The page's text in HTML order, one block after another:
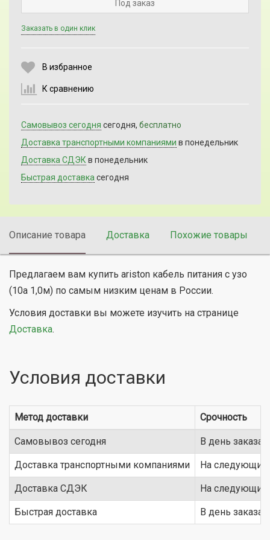
Под заказ
Заказать в один клик
В избранное
К сравнению
Самовывоз сегодня сегодня, бесплатно
Доставка транспортными компаниями в понедельник
Доставка СДЭК в понедельник
Быстрая доставка сегодня
Описание товара Доставка Похожие товары
Предлагаем вам купить ariston кабель питания с узо
(10а 1,0м) по самым низким ценам в России.
Условия доставки вы можете изучить на странице
Доставка.
Условия доставки
Метод доставки Срочность
Самовывоз сегодня В день заказа
Доставка транспортными компаниями На следующий
Доставка СДЭК На следующий
Быстрая доставка В день заказа